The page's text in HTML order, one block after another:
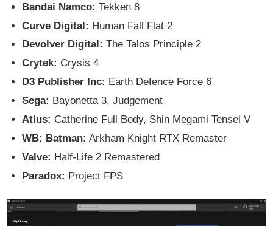
Bandai Namco: Tekken 8
Curve Digital: Human Fall Flat 2
Devolver Digital: The Talos Principle 2
Crytek: Crysis 4
D3 Publisher Inc: Earth Defence Force 6
Sega: Bayonetta 3, Judgement
Atlus: Catherine Full Body, Shin Megami Tensei V
WB: Batman: Arkham Knight RTX Remaster
Valve: Half-Life 2 Remastered
Paradox: Project FPS